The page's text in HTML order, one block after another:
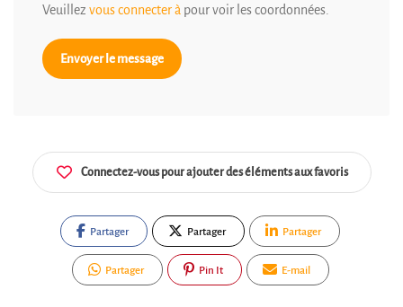
Veuillez vous connecter à pour voir les coordonnées.
Envoyer le message
Connectez-vous pour ajouter des éléments aux favoris
Partager Partager Partager
Partager Pin It E-mail